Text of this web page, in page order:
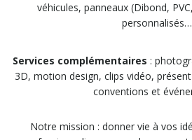
véhicules, panneaux (Dibond,
personnalisés…
Services complémentaires :
3D, motion design, clips vidéo,
conventions et
Notre mission : donner vie à vos